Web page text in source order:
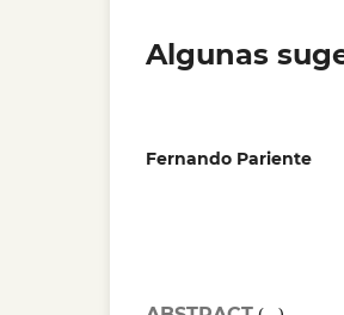
Algunas
Fernando Pariente